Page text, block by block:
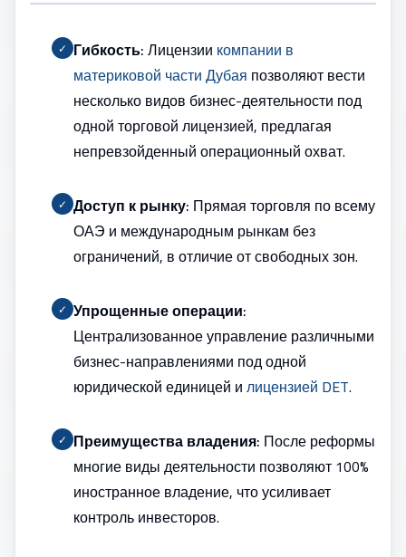
✓ Гибкость:Лицензии компании в
материковой части Дубая позволяют вести
несколько видов бизнес-деятельности под
одной торговой лицензией, предлагая
непревзойденный операционный охват.
✓ Доступ к рынку: Прямая торговля по всему
ОАЭ и международным рынкам без
ограничений, в отличие от свободных зон.
✓ Упрощенные операции:
Централизованное управление различными
бизнес-направлениями под одной
юридической единицей илицензией DET.
✓ Преимущества владения: После реформы
многие виды деятельности позволяют 100%
иностранное владение, что усиливает
контроль инвесторов.